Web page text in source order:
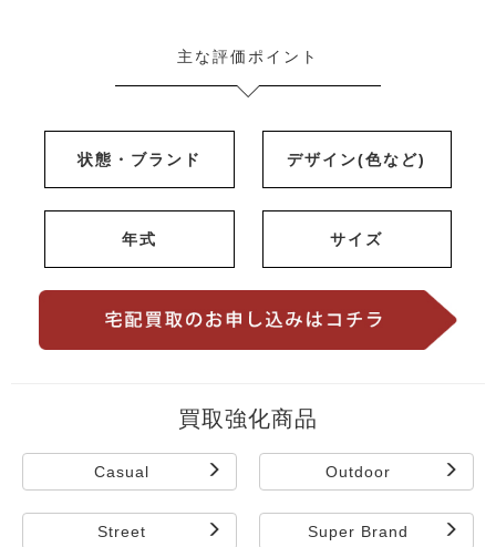
主な評価ポイント
状態・ブランド デザイン(色など)
年式 サイズ
買取強化商品
Casual Outdoor
Street Super Brand